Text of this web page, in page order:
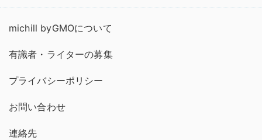
michill byGMOについて
有識者・ライターの募集
プライバシーポリシー
お問い合わせ
連絡先